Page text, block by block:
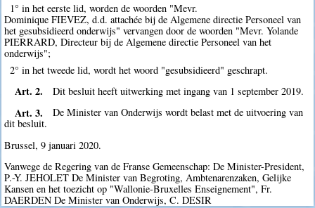
1° in het eerste lid, worden de woorden "Mevr.
Dominique FIEVEZ, d.d. attachée bij de Algemene directie Personeel van
het gesubsidieerd onderwijs" vervangen door de woorden "Mevr. Yolande
PIERRARD, Directeur bij de Algemene directie Personeel van het
onderwijs";
2° in het tweede lid, wordt het woord "gesubsidieerd" geschrapt.
Art. 2. Dit besluit heeft uitwerking met ingang van 1 september 2019.
Art. 3.
De Minister van Onderwijs wordt belast met de uitvoering van
dit besluit.
Brussel, 9 januari 2020.
Vanwege de Regering van de Franse Gemeenschap: De Minister-President,
P.-Y. JEHOLET De Minister van Begroting, Ambtenarenzaken, Gelijke
Kansen en het toezicht op "Wallonie-Bruxelles Enseignement", Fr.
DAERDEN De Minister van Onderwijs, C. DESIR